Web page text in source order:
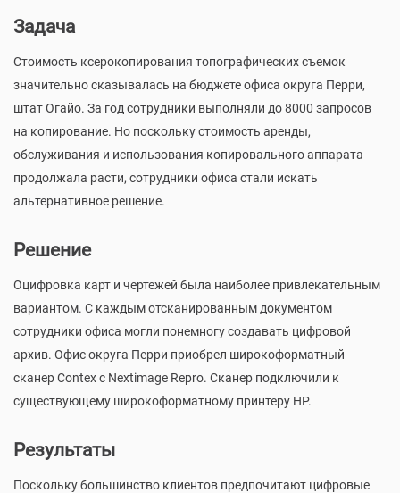
Задача
Стоимость ксерокопирования топографических съемок
значительно сказывалась на бюджете офиса округа Перри,
штат Огайо. За год сотрудники выполняли до 8000 запросов
на копирование. Но поскольку стоимость аренды,
обслуживания и использования копировального аппарата
продолжала расти, сотрудники офиса стали искать
альтернативное решение.
Решение
Оцифровка карт и чертежей была наиболее привлекательным
вариантом. С каждым отсканированным документом
сотрудники офиса могли понемногу создавать цифровой
архив. Офис округа Перри приобрел широкоформатный
сканер Contex с Nextimage Repro. Сканер подключили к
существующему широкоформатному принтеру HP.
Результаты
Поскольку большинство клиентов предпочитают цифровые